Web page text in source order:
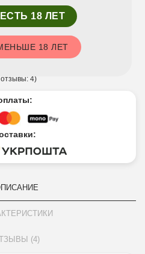
отзывы: 4)
(4)
18 ЛЕТ
18 ЛЕТ